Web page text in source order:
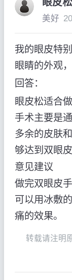
美好
我的眼皮特
眼睛的外观
回答：
眼皮松适合
手术主要是
多余的皮肤
够达到双眼
意见建议
做完双眼皮
可以用冰敷
痛的效果。
转载请注明